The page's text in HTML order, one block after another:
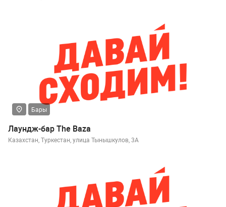
Бары
Лаундж-бар The Baza
Казахстан, Туркестан, улица Тынышкулов, 3А